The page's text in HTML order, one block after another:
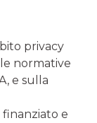
privacy
normative
e sulla
e